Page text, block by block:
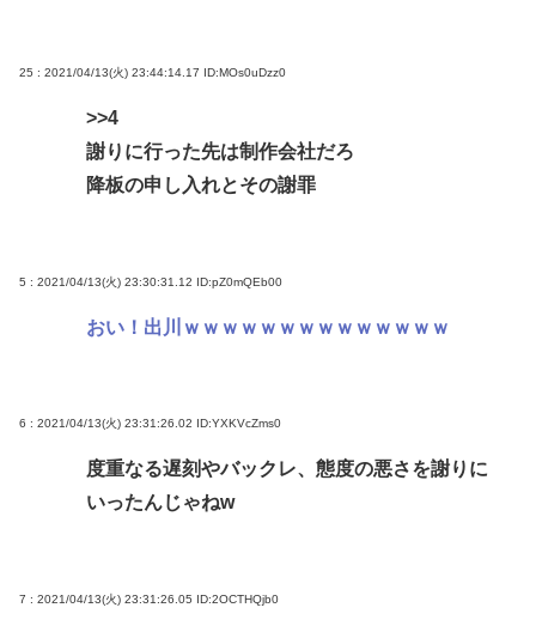
25 : 2021/04/13(火) 23:44:14.17 ID:MOs0uDzz0
>>4
謝りに行った先は制作会社だろ
降板の申し入れとその謝罪
5 : 2021/04/13(火) 23:30:31.12 ID:pZ0mQEb00
おい！出川ｗｗｗｗｗｗｗｗｗｗｗｗｗｗ
6 : 2021/04/13(火) 23:31:26.02 ID:YXKVcZms0
度重なる遅刻やバックレ、態度の悪さを謝りに
いったんじゃねw
7 : 2021/04/13(火) 23:31:26.05 ID:2OCTHQjb0